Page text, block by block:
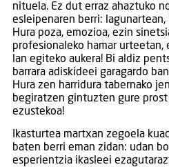
nituela. Ez dut erraz ahaztuko
esleipenaren berri: lagunartean,
Hura poza, emozioa, ezin
profesionaleko hamar
lan egiteko aukera! Bi aldiz
barrara adiskideei garagardo
Hura zen harridura tabernako
begiratzen gintuzten gure
ezustekoa!
Ikasturtea martxan zegoela
baten berri eman zidan: udan
esperientzia ikasleei